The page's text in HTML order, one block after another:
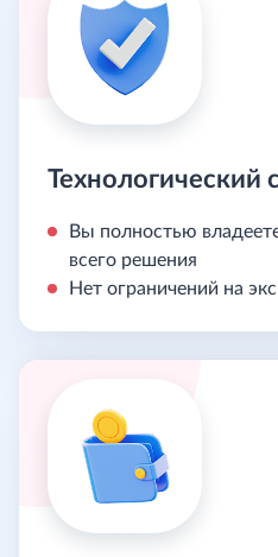
Технологический
Вы полностью
всего решения
Нет ограничений на